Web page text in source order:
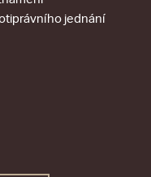
jednání